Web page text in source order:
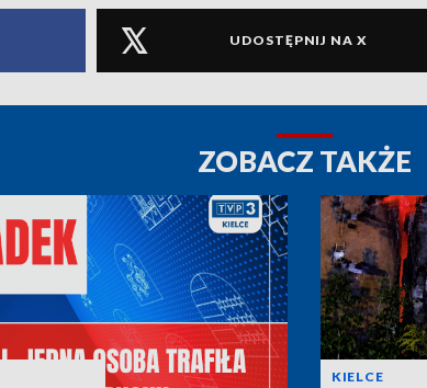
UDOSTĘPNIJ NA X
ZOBACZ TAKŻE
KIELCE